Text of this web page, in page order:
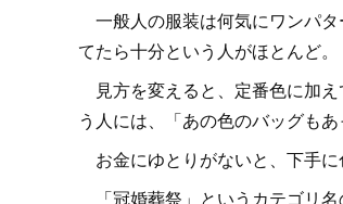
一般人の服装は何気にワンパ
てたら十分という人がほとんど。
見方を変えると、定番色に加
う人には、「あの色のバッグも
お金にゆとりがないと、下手に
「冠婚葬祭」というカテゴリ